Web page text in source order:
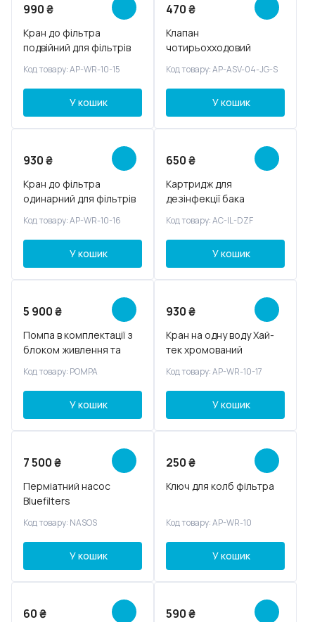
990₴
Кран до фільтра
подвійний для фільтрів
Код товару: AP-WR-10-15
У кошик
470₴
Клапан
чотирьохходовий
Код товару: AP-ASV-04-JG-S
У кошик
930₴
Кран до фільтра
одинарний для фільтрів
Код товару: AP-WR-10-16
У кошик
650₴
Картридж для
дезінфекції бака
осмосу
Код товару: AC-IL-DZF
У кошик
5 900₴
Помпа в комплектації з
блоком живлення та
Код товару: POMPA
У кошик
930₴
Кран на одну воду Хай-
тек хромований
Код товару: AP-WR-10-17
У кошик
7 500₴
Перміатний насос
Bluefilters
Код товару: NASOS
У кошик
250₴
Ключ для колб фільтра
Код товару: AP-WR-10
У кошик
60₴ 590₴